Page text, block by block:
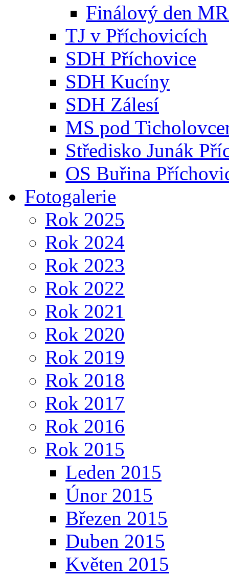
Finálový den
TJ v Příchovicích
SDH Příchovice
SDH Kucíny
SDH Zálesí
MS pod
Středisko Junák
OS Buřina
Fotogalerie
Rok 2025
Rok 2024
Rok 2023
Rok 2022
Rok 2021
Rok 2020
Rok 2019
Rok 2018
Rok 2017
Rok 2016
Rok 2015
Leden 2015
Únor 2015
Březen 2015
Duben 2015
Květen 2015